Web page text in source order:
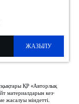
ЖАЗЫЛУ
ҚР «Авторлық
материалдарын кез-
жасалуы міндетті.